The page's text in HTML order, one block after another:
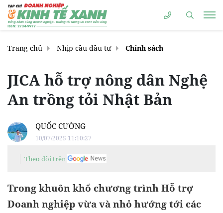
Trang chủ Nhịp cầu đầu tư Chính sách
JICA hỗ trợ nông dân Nghệ
An trồng tỏi Nhật Bản
QUỐC CƯỜNG
10/07/2025 11:10:27
Theo dõi trên
Trong khuôn khổ chương trình Hỗ trợ
Doanh nghiệp vừa và nhỏ hướng tới các